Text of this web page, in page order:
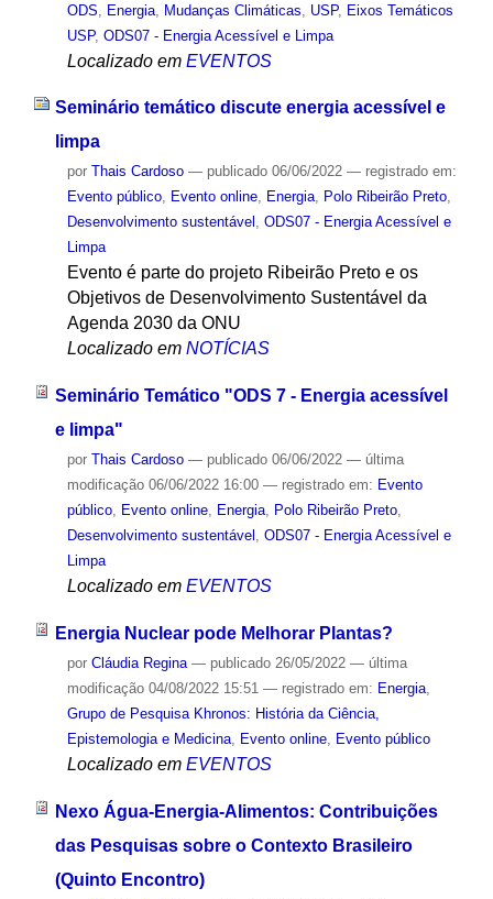
ODS
Energia, Mudanças Climáticas USP, Eixos Temáticos
USP, ODS07 - Energia Acessível e Limpa
Localizado em EVENTOS
Seminário temático discute energia acessível e
limpa
por Thais Cardoso — publicado06/06/2022 — registrado em:
Evento público, Evento online, Energia, Polo Ribeirão Preto,
Desenvolvimento sustentável , ODS07 - Energia Acessível e
Limpa
Evento é parte do projeto Ribeirão Preto e os
Objetivos de Desenvolvimento Sustentável da
Agenda 2030 da ONU
Localizado em NOTÍCIAS
Seminário Temático "ODS 7 - Energia acessível
e limpa"
por Thais Cardoso — publicado06/06/2022 — última
modificação06/06/2022 16:00 — registrado em: Evento
público, Evento online, Energia, Polo Ribeirão Preto,
Desenvolvimento sustentável , ODS07 - Energia Acessível e
Limpa
Localizado em EVENTOS
Energia Nuclear pode Melhorar Plantas?
por Cláudia Regina — publicado26/05/2022 — última
modificação04/08/2022 15:51 — registrado em: Energia,
Grupo de Pesquisa Khronos: História da Ciência,
Epistemologia e Medicina, Evento online, Evento público
Localizado em EVENTOS
Nexo Água-Energia-Alimentos: Contribuições
das Pesquisas sobre o Contexto Brasileiro
(Quinto Encontro)